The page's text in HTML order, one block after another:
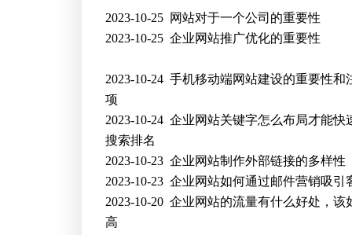
2023-10-25 网站对于一个公司的重要性
2023-10-25企业网站推广优化的重要性
2023-10-24手机移动端网站建设的重要性和
项
2023-10-24企业网站关键字怎么布局才能快
搜索排名
2023-10-23企业网站制作外部链接的多样性
2023-10-23企业网站如何通过邮件营销吸引
2023-10-20企业网站的流量有什么好处，该
高